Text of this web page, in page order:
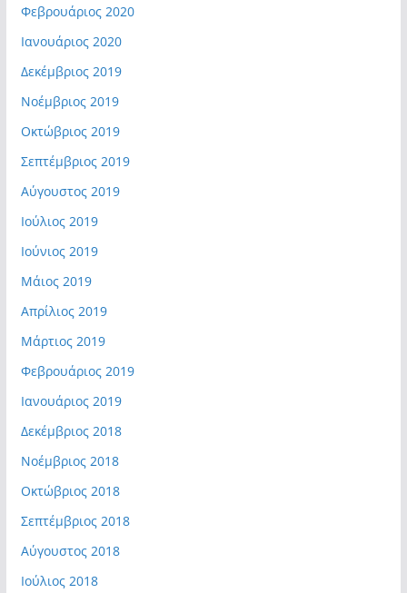
Φεβρουάριος 2020
Ιανουάριος 2020
Δεκέμβριος 2019
Νοέμβριος 2019
Οκτώβριος 2019
Σεπτέμβριος 2019
Αύγουστος 2019
Ιούλιος 2019
Ιούνιος 2019
Μάιος 2019
Απρίλιος 2019
Μάρτιος 2019
Φεβρουάριος 2019
Ιανουάριος 2019
Δεκέμβριος 2018
Νοέμβριος 2018
Οκτώβριος 2018
Σεπτέμβριος 2018
Αύγουστος 2018
Ιούλιος 2018